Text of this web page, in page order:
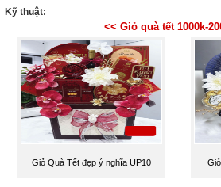
Kỹ thuật:
<< Giỏ quà tết 1000k-
Giỏ Quà Tết đẹp ý nghĩa UP10